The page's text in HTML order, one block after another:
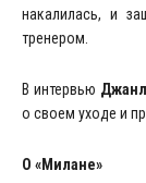
накалилась, и
тренером.
В интервью
о своем уходе и
О «Милане»